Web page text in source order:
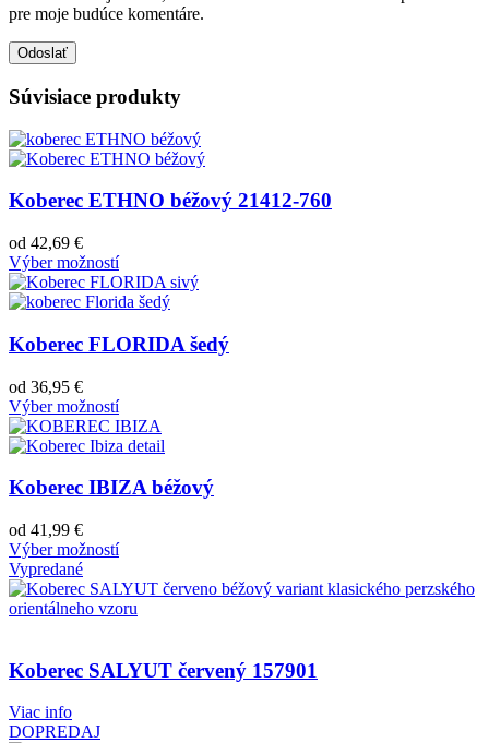
pre moje budúce komentáre.
Súvisiace produkty
Koberec ETHNO béžový 21412-760
od 42,69 €
Výber možností
Koberec FLORIDA šedý
od 36,95 €
Výber možností
Koberec IBIZA béžový
od 41,99 €
Výber možností
Vypredané
Koberec SALYUT červený 157901
Viac info
DOPREDAJ